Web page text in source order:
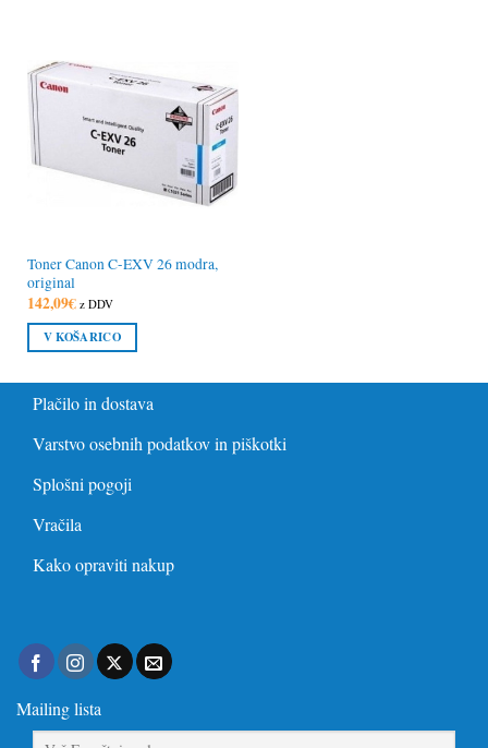
Toner Canon C-EXV 26 modra,
original
142,09€ z DDV
V KOŠARICO
Plačilo in dostava
Varstvo osebnih podatkov in piškotki
Splošni pogoji
Vračila
Kako opraviti nakup
Mailing lista